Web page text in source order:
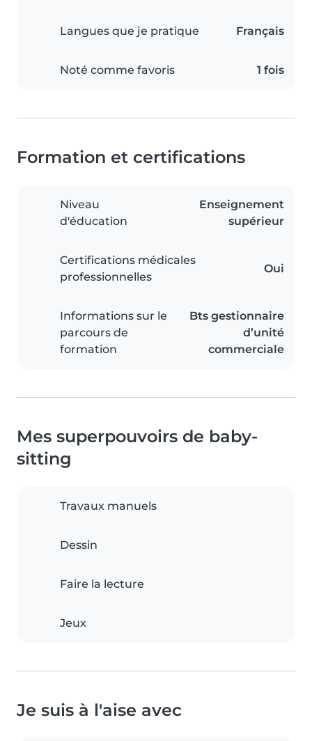
Langues que je pratique Français
Noté comme favoris 1 fois
Formation et certifications
Niveau
d'éducation
Enseignement
supérieur
Certifications médicales
professionnelles
Oui
Informations sur le
parcours de
formation
Bts gestionnaire
d’unité
commerciale
Mes superpouvoirs de baby-
sitting
Travaux manuels
Dessin
Faire la lecture
Jeux
Je suis à l'aise avec